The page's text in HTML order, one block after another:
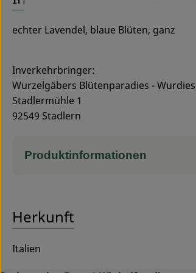
echter Lavendel, blaue Blüten, ganz
Inverkehrbringer:
Wurzelgäbers Blütenparadies - Wurdies
Stadlermühle 1
Produktinformationen
Herkunft
Italien